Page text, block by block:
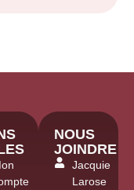
NOUS
JOINDRE
Jacquie
Larose